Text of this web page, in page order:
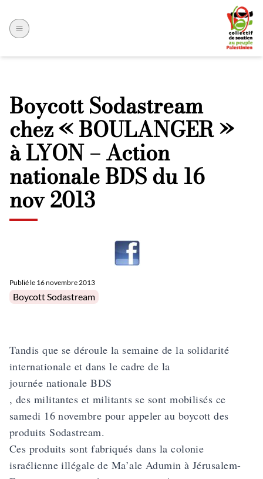
Boycott Sodastream
chez « BOULANGER »
à LYON – Action
nationale BDS du 16
nov 2013
Publié le 16 novembre 2013
Posted in
Boycott Sodastream
Tandis que se déroule la semaine de la solidarité
internationale et dans le cadre de la
journée nationale BDS
, des militantes et militants se sont mobilisés ce
samedi 16 novembre pour appeler au boycott des
produits Sodastream.
Ces produits sont fabriqués dans la colonie
israélienne illégale de Ma’ale Adumin à Jérusalem-